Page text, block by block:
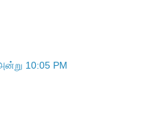
10:05 PM